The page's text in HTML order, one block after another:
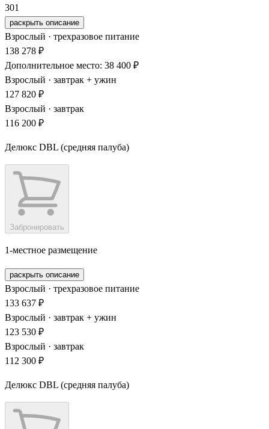
301
раскрыть описание
Взрослый · трехразовое питание
138 278 ₽
Дополнительное место: 38 400 ₽
Взрослый · завтрак + ужин
127 820 ₽
Взрослый · завтрак
116 200 ₽
Делюкс DBL (средняя палуба)
Забронировать
1-местное размещение
раскрыть описание
Взрослый · трехразовое питание
133 637 ₽
Взрослый · завтрак + ужин
123 530 ₽
Взрослый · завтрак
112 300 ₽
Делюкс DBL (средняя палуба)